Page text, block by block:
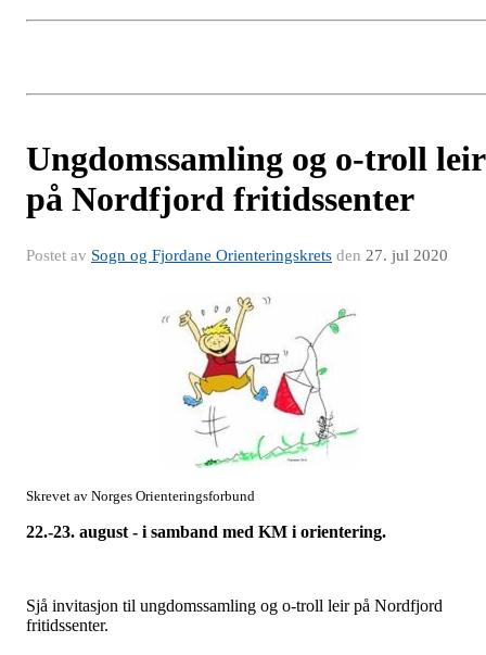
Ungdomssamling og o-troll leir
på Nordfjord fritidssenter
Postet av Sogn og Fjordane Orienteringskrets den 27. jul 2020
Skrevet av Norges Orienteringsforbund
22.-23. august - i samband med KM i orientering.
Sjå invitasjon til ungdomssamling og o-troll leir på Nordfjord
fritidssenter.